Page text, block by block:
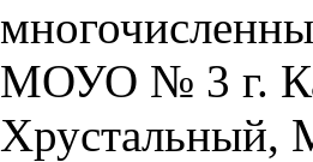
МОУО № 3 г.
Хрустальный,